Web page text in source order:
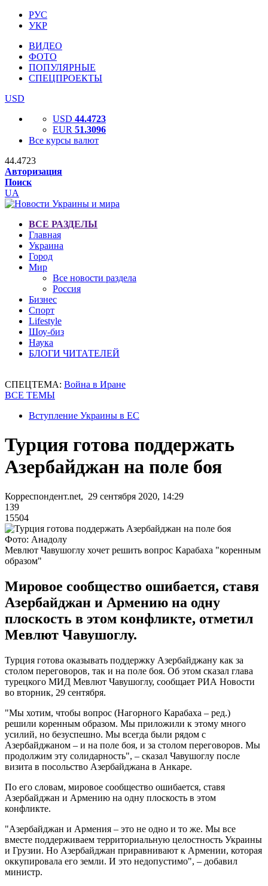
РУС
УКР
ВИДЕО
ФОТО
ПОПУЛЯРНЫЕ
СПЕЦПРОЕКТЫ
USD
USD 44.4723
EUR 51.3096
Все курсы валют
44.4723
Авторизация
Поиск
UA
ВСЕ РАЗДЕЛЫ
Главная
Украина
Город
Мир
Все новости раздела
Россия
Бизнес
Спорт
Lifestyle
Шоу-биз
Наука
БЛОГИ ЧИТАТЕЛЕЙ
СПЕЦТЕМА: Война в Иране
ВСЕ ТЕМЫ
Вступление Украины в ЕС
Турция готова поддержать
Азербайджан на поле боя
Корреспондент.net, 29 сентября 2020, 14:29
139
15504
Фото: Анадолу
Мевлют Чавушоглу хочет решить вопрос Карабаха "коренным
образом"
Мировое сообщество ошибается, ставя
Азербайджан и Армению на одну
плоскость в этом конфликте, отметил
Мевлют Чавушоглу.
Турция готова оказывать поддержку Азербайджану как за
столом переговоров, так и на поле боя. Об этом сказал глава
турецкого МИД Мевлют Чавушоглу, сообщает РИА Новости
во вторник, 29 сентября.
"Мы хотим, чтобы вопрос (Нагорного Карабаха – ред.)
решили коренным образом. Мы приложили к этому много
усилий, но безуспешно. Мы всегда были рядом с
Азербайджаном – и на поле боя, и за столом переговоров. Мы
продолжим эту солидарность", – сказал Чавушоглу после
визита в посольство Азербайджана в Анкаре.
По его словам, мировое сообщество ошибается, ставя
Азербайджан и Армению на одну плоскость в этом
конфликте.
"Азербайджан и Армения – это не одно и то же. Мы все
вместе поддерживаем территориальную целостность Украины
и Грузии. Но Азербайджан приравнивают к Армении, которая
оккупировала его земли. И это недопустимо", – добавил
министр.